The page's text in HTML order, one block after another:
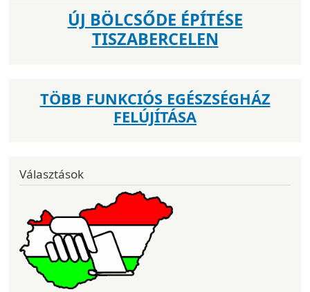
ÚJ BÖLCSŐDE ÉPÍTÉSE
TISZABERCELEN
TÖBB FUNKCIÓS EGÉSZSÉGHÁZ
FELÚJÍTÁSA
Választások